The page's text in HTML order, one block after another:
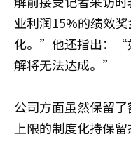
业利润15%的绩效
化。”他还指出：“
解将无法达成。”
公司方面虽然保留
上限的制度化持保留